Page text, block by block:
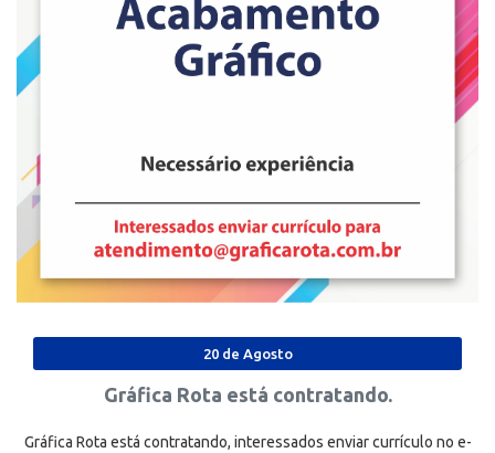
20 de Agosto
Gráfica Rota está contratando.
Gráfica Rota está contratando, interessados enviar currículo no e-